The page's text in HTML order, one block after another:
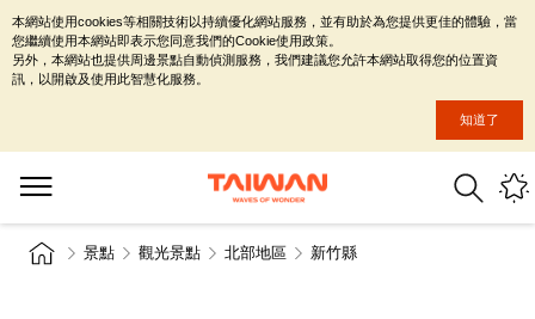
景點 觀光景點 北部地區 新竹縣
本網站使用cookies等相關技術以持續優化網站服務，並有助於為您提供更佳的體驗，當
您繼續使用本網站即表示您同意我們的Cookie使用政策。
另外，本網站也提供周邊景點自動偵測服務，我們建議您允許本網站取得您的位置資
訊，以開啟及使用此智慧化服務。
知道了